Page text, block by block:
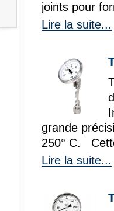
joints pour
Lire la suite...
grande
250° C.
Lire la suite...